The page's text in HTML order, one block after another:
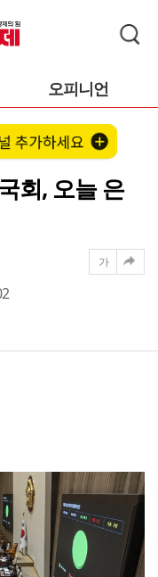
오피니언
회, 오늘 은
가